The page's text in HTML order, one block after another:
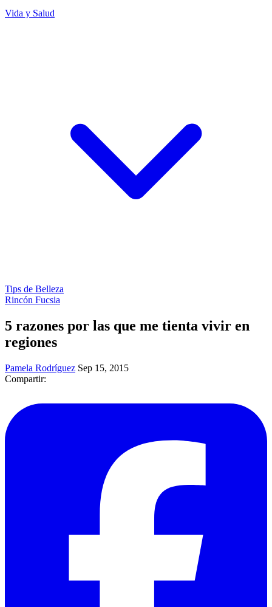
Vida y Salud
Tips de Belleza
Rincón Fucsia
5 razones por las que me tienta vivir en
regiones
Pamela Rodríguez Sep 15, 2015
Compartir: